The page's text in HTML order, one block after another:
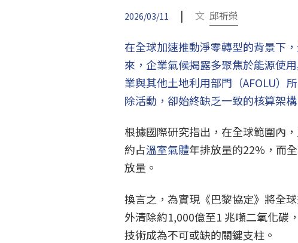
2026/03/11 | 文 邱祈榮
在全球加速推動淨零轉型的背景下
來，企業氣候揭露多聚焦於能源使
業與其他土地利用部門（AFOLU）
除活動，卻始終缺乏一致的核算架構
根據國際研究指出，在全球範圍內
約占溫室氣體年排放量的22%，而
放量。
換言之，為實現《巴黎協定》將全
外清除約1,000億至1 兆噸二氧化碳
技術成為不可或缺的關鍵支柱。